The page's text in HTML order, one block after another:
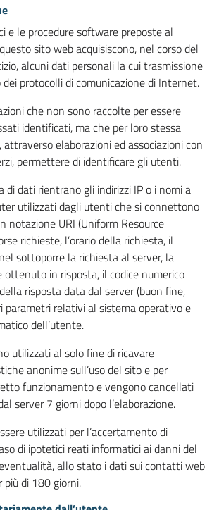
e le procedure software preposte al
sito web acquisiscono, nel corso del
alcuni dati personali la cui trasmissione
dei protocolli di comunicazione di Internet.
che non sono raccolte per essere
identificati, ma che per loro stessa
elaborazioni ed associazioni con
permettere di identificare gli utenti.
di dati rientrano gli indirizzi IP o i nomi a
utilizzati dagli utenti che si connettono
notazione URI (Uniform Resource
richieste, l’orario della richiesta, il
sottoporre la richiesta al server, la
ottenuto in risposta, il codice numerico
risposta data dal server (buon fine,
parametri relativi al sistema operativo e
dell’utente.
utilizzati al solo fine di ricavare
anonime sull’uso del sito e per
funzionamento e vengono cancellati
server 7 giorni dopo l’elaborazione.
utilizzati per l’accertamento di
di ipotetici reati informatici ai danni del
allo stato i dati sui contatti web
più di 180 giorni.